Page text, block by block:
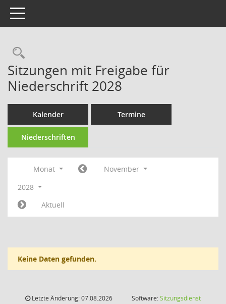
Toggle navigation
Rechercheauswahl
Sitzungen mit Freigabe für
Niederschrift 2028
Kalender Termine
Niederschriften
Monat
November
2028
Aktuell
Keine Daten gefunden.
Letzte Änderung: 07.08.2026
Software:Sitzungsdienst